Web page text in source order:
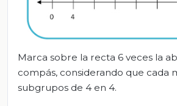
Marca sobre la recta 6 veces la
compás, considerando que cada
subgrupos de 4 en 4.